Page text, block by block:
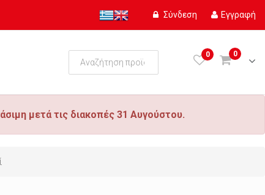
Σύνδεση Εγγραφή
0
0
μετά τις διακοπές 31 Αυγούστου.